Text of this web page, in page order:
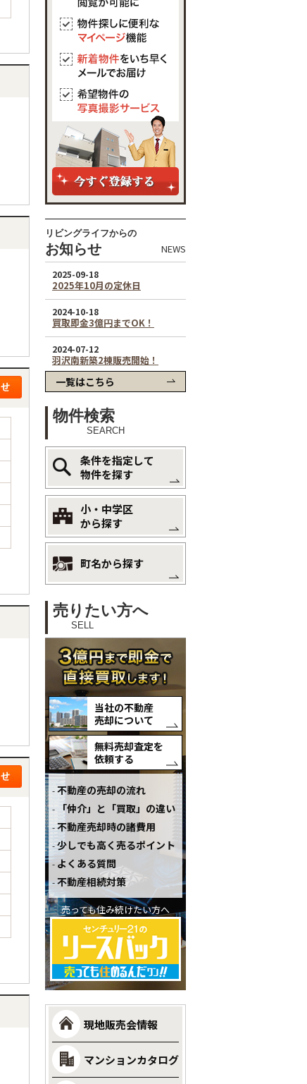
リビングライフからの
お知らせ NEWS
一覧はこちら
物件検索
SEARCH
条件を指定して
物件を探す
小・中学区
から探す
町名から探す
売りたい方へ
SELL
当社の不動産
売却について
無料売却査定を
依頼する
不動産の売却の流れ
「仲介」と「買取」の違い
不動産売却時の諸費用
少しでも高く売るポイント
よくある質問
不動産相続対策
売っても住み続けたい方へ
現地販売会情報
マンションカタログ